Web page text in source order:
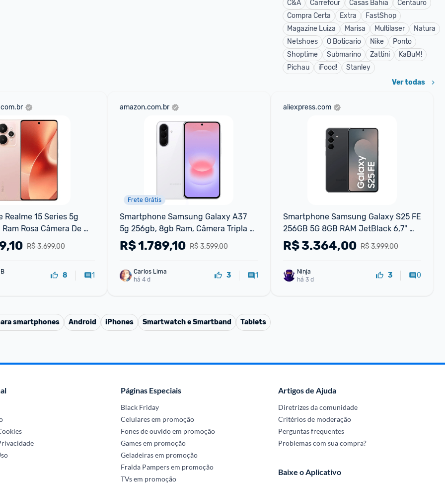
C&A
Carrefour Casas Bahia
Centauro
Compra Certa
Extra
FastShop
Magazine Luiza
Marisa Multilaser
Natura
Netshoes
O Boticario Nike
Ponto
Shoptime
Submarino Zattini
KaBuM!
Pichau
iFood! Stanley
Ver todas
Realme 15 Series 5g
Rosa Câmera De
R$ 3.699,00
8 1
amazon.com.br
Frete Grátis
Smartphone Samsung Galaxy A37
5g 256gb, 8gb Ram, Câmera Tripla
De Até 50mp Ois, Selfie De 12mp
R$ 3.599,00
R$1.789,10
Carlos Lima
há 4 d
3 1
aliexpress.com
Smartphone Samsung Galaxy S25 FE
256GB 5G 8GB RAM JetBlack 6,7"
Câm Tripla + Selfie 12MP
R$ 3.999,00
R$3.364,00
há 3 d
3 0
smartphones Android iPhones Smartwatch e Smartband Tablets
Páginas Especiais
Black Friday
Celulares em promoção
Fones de ouvido em promoção
Games em promoção
Geladeiras em promoção
Fralda Pampers em promoção
TVs em promoção
Artigos de Ajuda
Diretrizes da comunidade
Critérios de moderação
Perguntas frequentes
Problemas com sua compra?
Baixe o Aplicativo